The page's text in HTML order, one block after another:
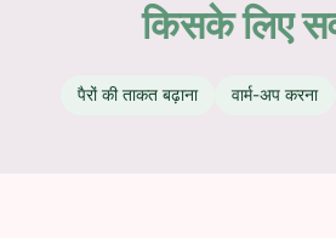
किसके लिए
पैरों की ताकत बढ़ाना वार्म-अप करना